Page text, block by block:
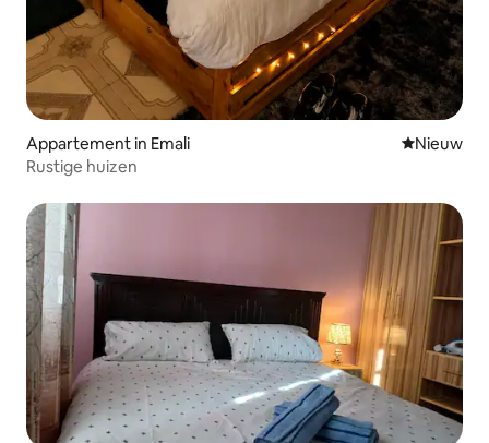
Appartement in Emali Nieuwe
Nieuw
Rustige huizen